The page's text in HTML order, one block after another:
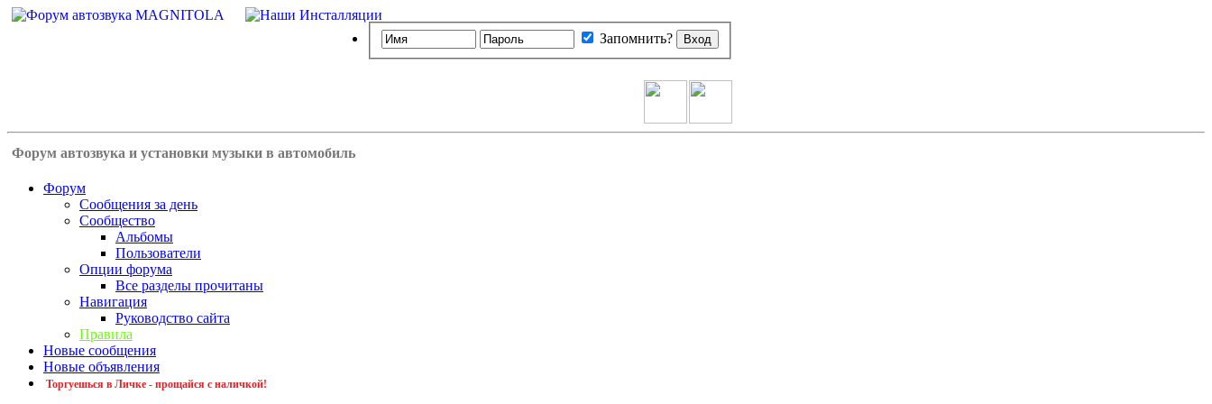
Запомнить?
Форум автозвука и установки музыки в автомобиль
Форум
Сообщения за день
Сообщество
Альбомы
Пользователи
Опции форума
Все разделы прочитаны
Навигация
Руководство сайта
Правила
Новые сообщения
Новые объявления
Торгуешься в Личке - прощайся с наличкой!